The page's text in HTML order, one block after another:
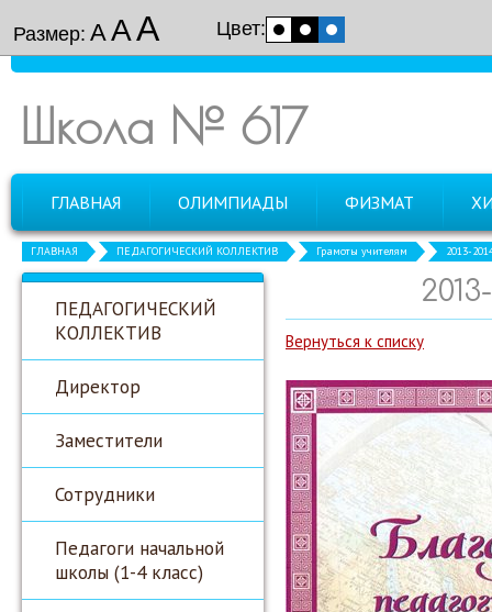
Размер: ААА Цвет:
Школа № 617
ГЛАВНАЯ ОЛИМПИАДЫ ФИЗМАТ
ГЛАВНАЯ ПЕДАГОГИЧЕСКИЙ КОЛЛЕКТИВ Грамоты учителям 2013-
ПЕДАГОГИЧЕСКИЙ
КОЛЛЕКТИВ
Директор
Заместители
Сотрудники
Педагоги начальной
школы (1-4 класс)
Вернуться к списку